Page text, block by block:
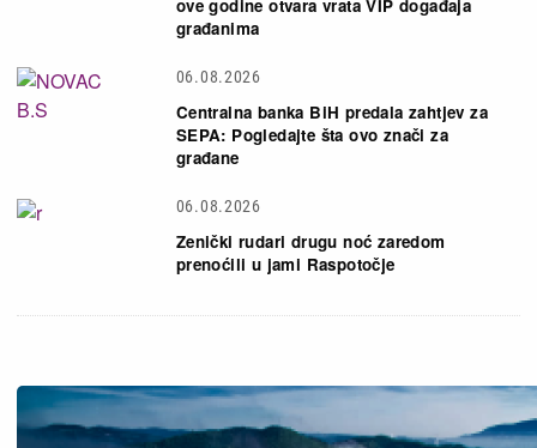
ove godine otvara vrata VIP događaja
građanima
06.08.2026
Centralna banka BiH predala zahtjev za
SEPA: Pogledajte šta ovo znači za
građane
06.08.2026
Zenički rudari drugu noć zaredom
prenoćili u jami Raspotočje
Slika